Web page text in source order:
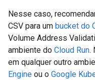
Nesse caso,
CSV para um bucket do
Volume Address
ambiente do Cloud Run.
em qualquer outro
Engine ou o Google